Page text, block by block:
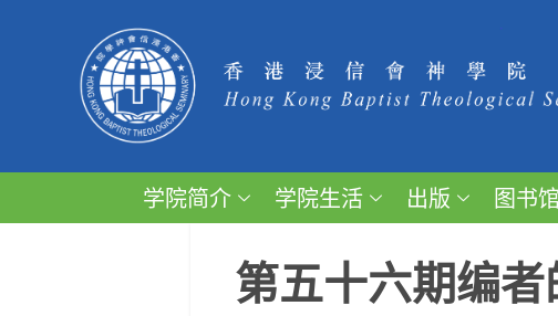
学院简介 学院生活 出版 图书馆
第五十六期编者